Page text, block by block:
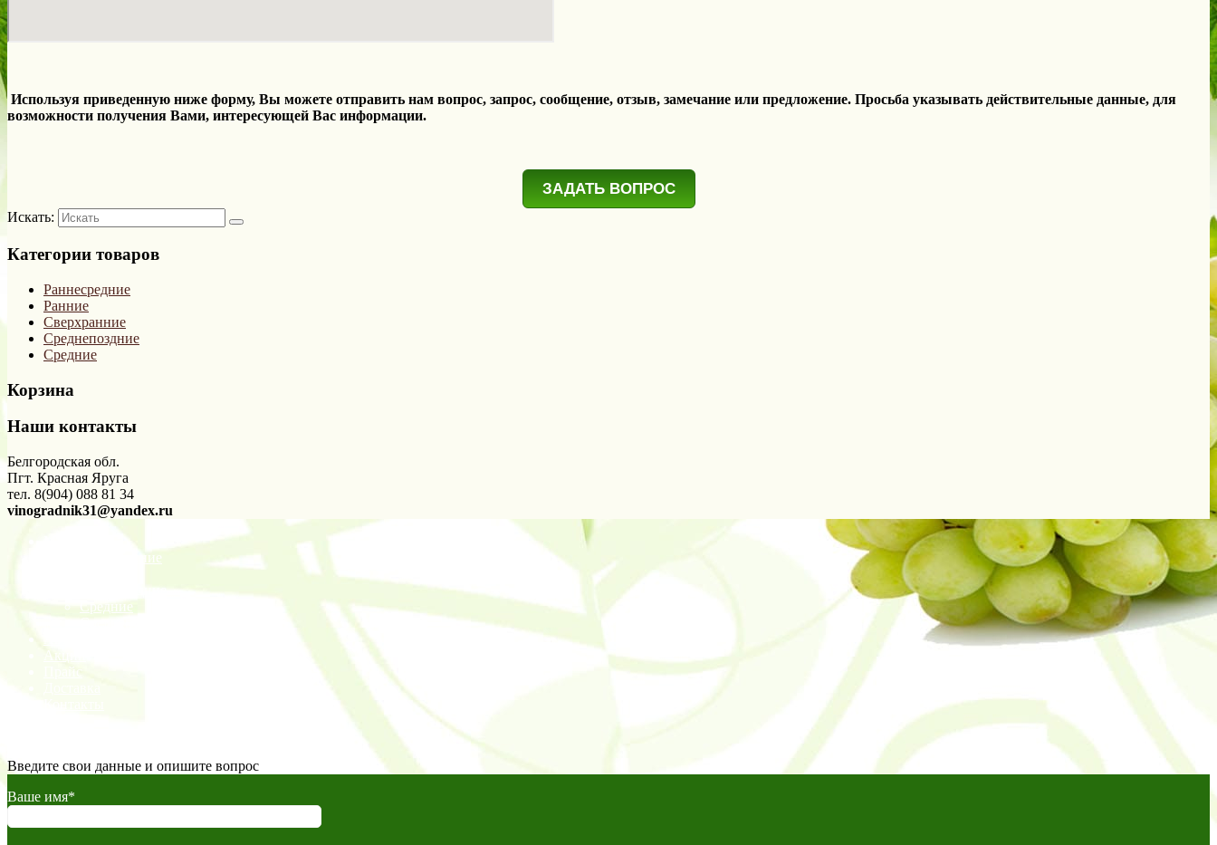
Используя приведенную ниже форму, Вы можете отправить нам вопрос, запрос, сообщение, отзыв, замечание или предложение. Просьба указывать действительные данные, для
возможности получения Вами, интересующей Вас информации.
ЗАДАТЬ ВОПРОС
Искать:
Категории товаров
Раннесредние
Ранние
Сверхранние
Среднепоздние
Средние
Корзина
Наши контакты
Белгородская обл.
Пгт. Красная Яруга
тел. 8(904) 088 81 34
vinogradnik31@yandex.ru
Сверхранние
Раннесредние
Средние
Среднепоздние
Акции
Прайс
Введите свои данные и опишите вопрос
Ваше имя*